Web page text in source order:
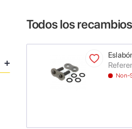
Todos los
Non-